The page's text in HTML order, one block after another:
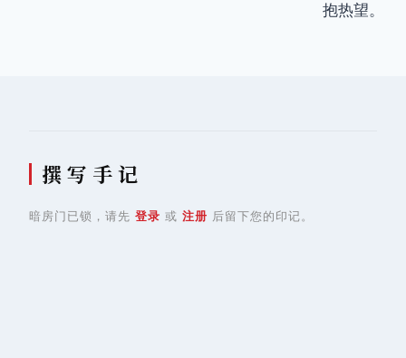
抱热望。
撰 写 手 记
暗房门已锁，请先 登录 或 注册 后留下您的印记。